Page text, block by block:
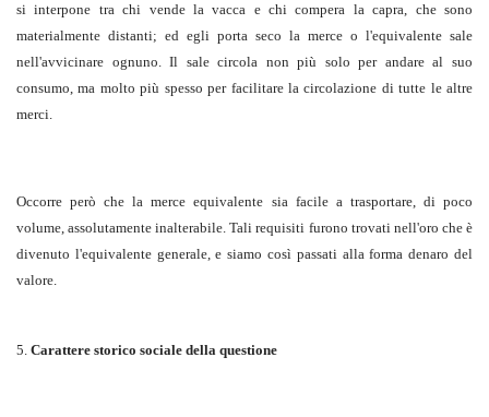
si interpone tra chi vende la vacca e chi compera la capra, che sono
materialmente distanti; ed egli porta seco la merce o l'equivalente sale
nell'avvicinare ognuno. Il sale circola non più solo per andare al suo
consumo, ma molto più spesso per facilitare la circolazione di tutte le altre
merci.
Occorre però che la merce equivalente sia facile a trasportare, di poco
volume, assolutamente inalterabile. Tali requisiti furono trovati nell'oro che è
divenuto l'equivalente generale, e siamo così passati alla forma denaro del
valore.
5. Carattere storico sociale della questione